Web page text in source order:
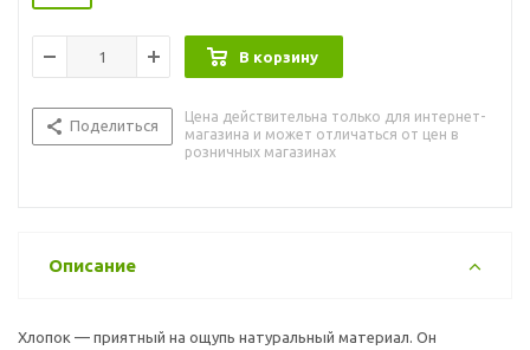
В корзину
Поделиться
Цена действительна только для интернет-
магазина и может отличаться от цен в
розничных магазинах
Описание
Хлопок — приятный на ощупь натуральный материал. Он